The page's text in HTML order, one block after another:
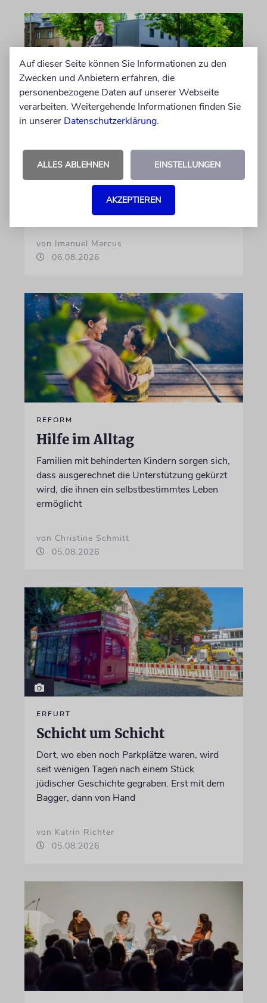
Stil auf Rädern
Der Swing-Musiker Andrej Hermlin sammelt
Oldtimer – und fährt sie, statt sie nur in der
von Imanuel Marcus
06.08.2026
REFORM
Hilfe im Alltag
Familien mit behinderten Kindern sorgen sich,
dass ausgerechnet die Unterstützung gekürzt
wird, die ihnen ein selbstbestimmtes Leben
ermöglicht
von Christine Schmitt
05.08.2026
ERFURT
Schicht um Schicht
Dort, wo eben noch Parkplätze waren, wird
seit wenigen Tagen nach einem Stück
jüdischer Geschichte gegraben. Erst mit dem
Bagger, dann von Hand
von Katrin Richter
05.08.2026
Auf dieser Seite können Sie Informationen zu den
Zwecken und Anbietern erfahren, die
personenbezogene Daten auf unserer Webseite
verarbeiten. Weitergehende Informationen finden Sie
in unserer Datenschutzerklärung.
ALLES ABLEHNEN EINSTELLUNGEN
AKZEPTIEREN